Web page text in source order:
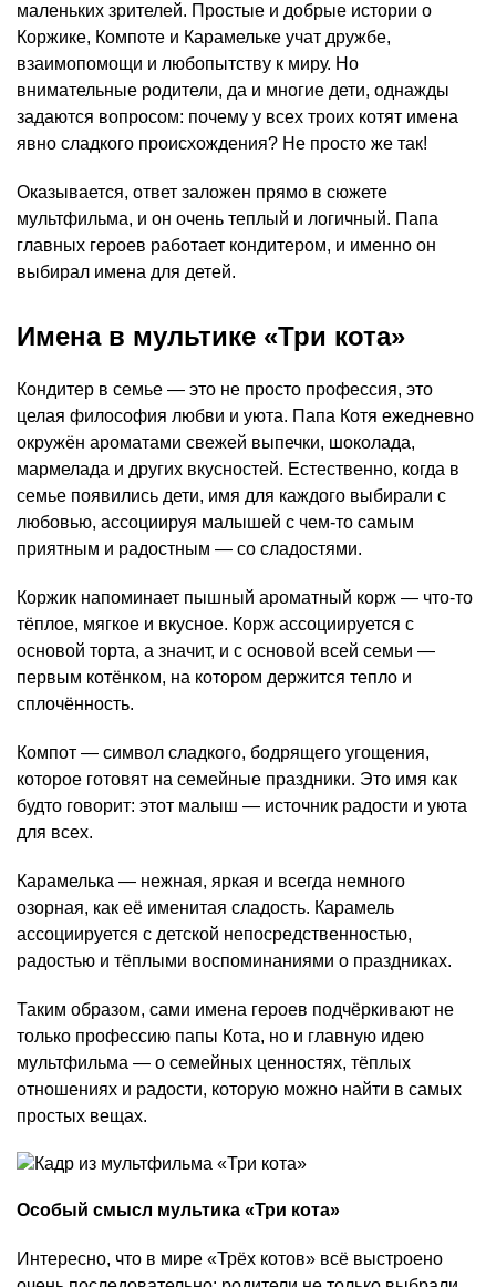
маленьких зрителей. Простые и добрые истории о
Коржике, Компоте и Карамельке учат дружбе,
взаимопомощи и любопытству к миру. Но
внимательные родители, да и многие дети, однажды
задаются вопросом: почему у всех троих котят имена
явно сладкого происхождения? Не просто же так!
Оказывается, ответ заложен прямо в сюжете
мультфильма, и он очень теплый и логичный. Папа
главных героев работает кондитером, и именно он
выбирал имена для детей.
Имена в мультике «Три кота»
Кондитер в семье — это не просто профессия, это
целая философия любви и уюта. Папа Котя ежедневно
окружён ароматами свежей выпечки, шоколада,
мармелада и других вкусностей. Естественно, когда в
семье появились дети, имя для каждого выбирали с
любовью, ассоциируя малышей с чем-то самым
приятным и радостным — со сладостями.
Коржик напоминает пышный ароматный корж — что-то
тёплое, мягкое и вкусное. Корж ассоциируется с
основой торта, а значит, и с основой всей семьи —
первым котёнком, на котором держится тепло и
сплочённость.
Компот — символ сладкого, бодрящего угощения,
которое готовят на семейные праздники. Это имя как
будто говорит: этот малыш — источник радости и уюта
для всех.
Карамелька — нежная, яркая и всегда немного
озорная, как её именитая сладость. Карамель
ассоциируется с детской непосредственностью,
радостью и тёплыми воспоминаниями о праздниках.
Таким образом, сами имена героев подчёркивают не
только профессию папы Кота, но и главную идею
мультфильма — о семейных ценностях, тёплых
отношениях и радости, которую можно найти в самых
простых вещах.
Особый смысл мультика «Три кота»
Интересно, что в мире «Трёх котов» всё выстроено